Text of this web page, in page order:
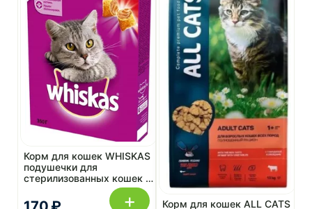
Корм для кошек WHISKAS
подушечки для
стерилизованных кошек и
котов с говядиной 350 г
+ Корм для кошек ALL CATS